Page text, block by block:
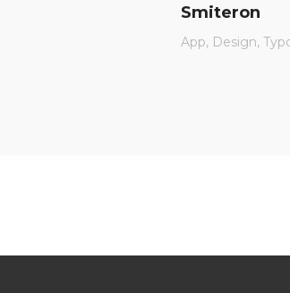
App Design
Smiteron